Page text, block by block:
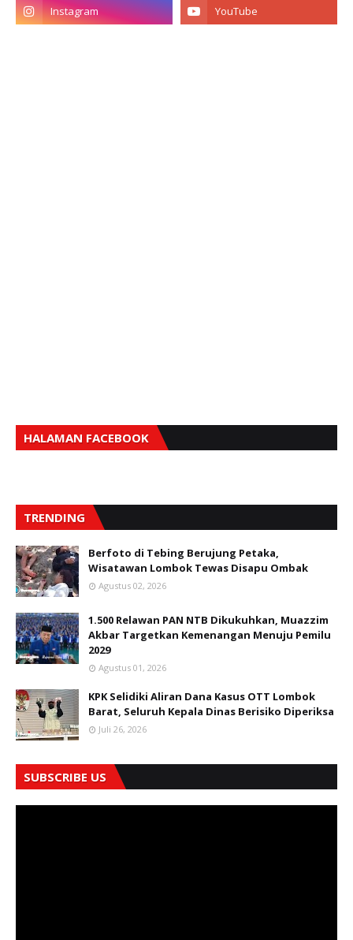
HALAMAN FACEBOOK
TRENDING
Berfoto di Tebing Berujung Petaka,
Wisatawan Lombok Tewas Disapu Ombak
Agustus 02, 2026
1.500 Relawan PAN NTB Dikukuhkan, Muazzim
Akbar Targetkan Kemenangan Menuju Pemilu
2029
Agustus 01, 2026
KPK Selidiki Aliran Dana Kasus OTT Lombok
Barat, Seluruh Kepala Dinas Berisiko Diperiksa
Juli 26, 2026
SUBSCRIBE US